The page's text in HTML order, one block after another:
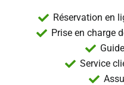
Réservation en
Prise en charge
Service